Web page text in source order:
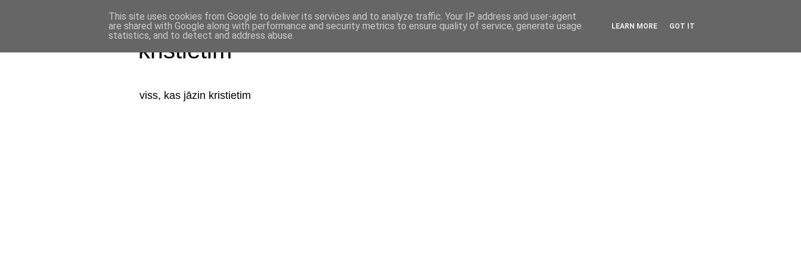
kristietim
viss, kas jāzin kristietim
This site uses cookies from Google to deliver its services and to analyze traffic. Your IP address and user-agent
are shared with Google along with performance and security metrics to ensure quality of service, generate usage
statistics, and to detect and address abuse.
LEARN MORE GOT IT